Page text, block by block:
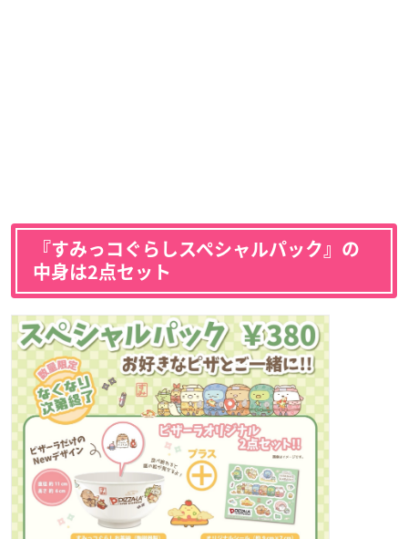
『すみっコぐらしスペシャルパック』の
中身は2点セット